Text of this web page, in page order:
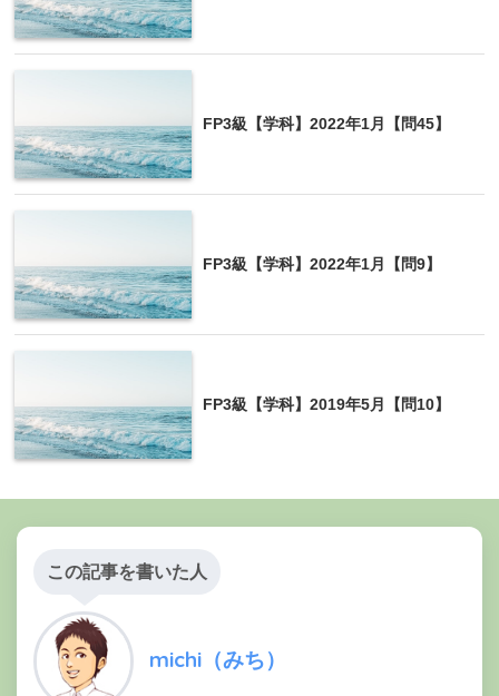
FP3級【学科】2022年1月【問45】
FP3級【学科】2022年1月【問9】
FP3級【学科】2019年5月【問10】
この記事を書いた人
michi（みち）